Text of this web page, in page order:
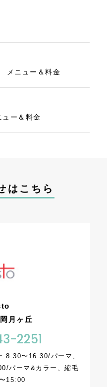
メニュー＆料金
ー＆料金
はこちら
月ヶ丘
2251
8:30〜16:30/パーマ、
パーマ&カラー、縮毛
15:00